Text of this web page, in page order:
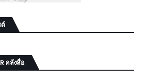
คลังสื่อ